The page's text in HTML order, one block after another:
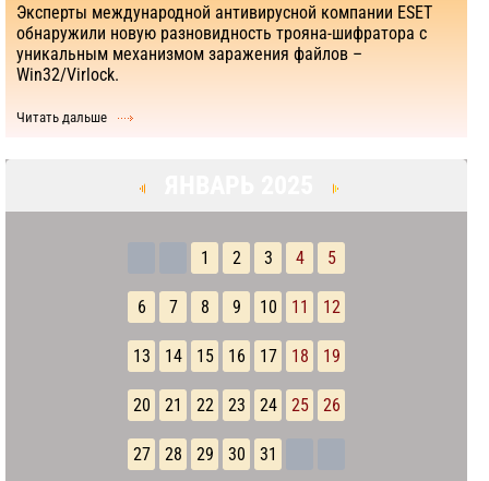
Эксперты международной антивирусной компании ESET
обнаружили новую разновидность трояна-шифратора с
уникальным механизмом заражения файлов –
Win32/Virlock.
Читать дальше
1 2 3 4 5
6 7 8 9 10 11 12
13 14 15 16 17 18 19
20 21 22 23 24 25 26
27 28 29 30 31